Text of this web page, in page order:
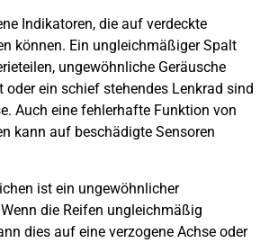
Indikatoren, die auf verdeckte
können. Ein ungleichmäßiger Spalt
ungewöhnliche Geräusche
oder ein schief stehendes Lenkrad sind
Auch eine fehlerhafte Funktion von
kann auf beschädigte Sensoren
ist ein ungewöhnlicher
die Reifen ungleichmäßig
dies auf eine verzogene Achse oder